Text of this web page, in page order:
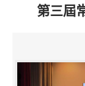
第三屆